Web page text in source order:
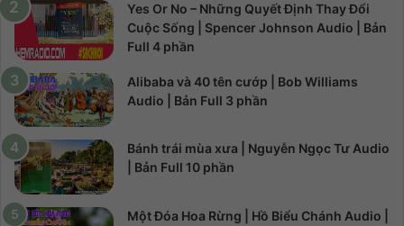
Yes Or No – Những Quyết Định Thay Đổi
Cuộc Sống | Spencer Johnson Audio | Bản
Full 4 phần
Alibaba và 40 tên cướp | Bob Williams
Audio | Bản Full 3 phần
Bánh trái mùa xưa | Nguyễn Ngọc Tư Audio
| Bản Full 10 phần
Một Đóa Hoa Rừng | Hồ Biểu Chánh Audio |